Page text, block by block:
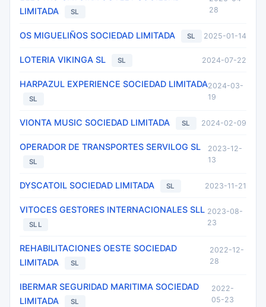
LIMITADA
SL
28
OS MIGUELIÑOS SOCIEDAD LIMITADA SL 2025-01-14
LOTERIA VIKINGA SL SL 2024-07-22
HARPAZUL EXPERIENCE SOCIEDAD LIMITADA
SL
2024-03-
19
VIONTA MUSIC SOCIEDAD LIMITADA SL 2024-02-09
OPERADOR DE TRANSPORTES SERVILOG SL
SL
2023-12-
13
DYSCATOIL SOCIEDAD LIMITADA SL 2023-11-21
VITOCES GESTORES INTERNACIONALES SLL
SLL
2023-08-
23
REHABILITACIONES OESTE SOCIEDAD
LIMITADA
SL
2022-12-
28
IBERMAR SEGURIDAD MARITIMA SOCIEDAD
LIMITADA
SL
2022-
05-23